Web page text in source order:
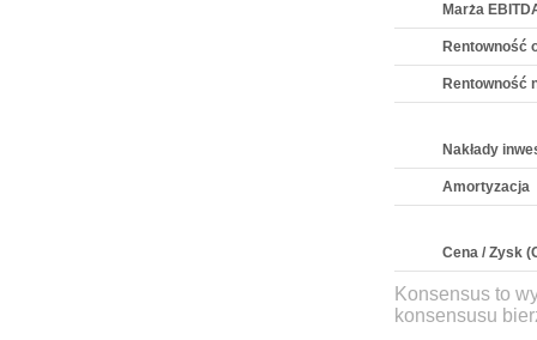
Marża
Rentowność
Rentowność
Nakłady
Amortyzacja
Cena / Zysk
Konsensus to
konsensusu